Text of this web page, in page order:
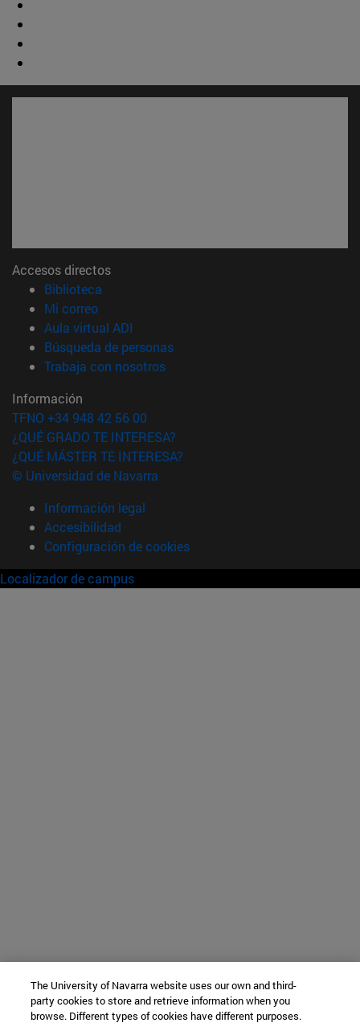
Accesos directos
Biblioteca
Mi correo(abre en nueva ventana)
Aula virtual ADI
Búsqueda de personas(abre en nueva ventana)
Trabaja con nosotros(abre en nueva ventana)
Información
TFNO +34 948 42 56 00
¿QUÉ GRADO TE INTERESA?
¿QUÉ MÁSTER TE INTERESA?
© Universidad de Navarra
Información legal
Accesibilidad
Configuración de cookies
Localizador de campus
The University of Navarra website uses our own and third-
party cookies to store and retrieve information when you
browse. Different types of cookies have different purposes.